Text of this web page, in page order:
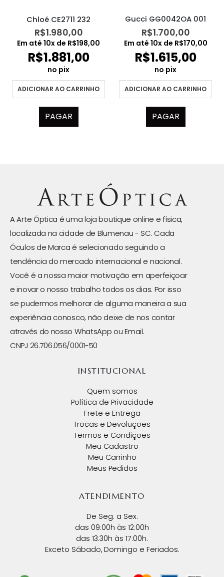
Chloé CE2711 232
R$1.980,00
Em até 10x de R$198,00
R$1.881,00
no pix
ADICIONAR AO CARRINHO
PAGAR
Gucci GG0042OA 001
R$1.700,00
Em até 10x de R$170,00
R$1.615,00
no pix
ADICIONAR AO CARRINHO
PAGAR
A Arte Óptica é uma loja boutique online e física,
localizada na cidade de Blumenau - SC. Cada
Óculos de Marca é selecionado seguindo a
tendência do mercado internacional e nacional.
Você é a nossa maior motivação em aperfeiçoar
e inovar o nosso trabalho todos os dias. Por isso
se pudermos melhorar de alguma maneira a sua
experiência conosco, não deixe de nos contar
através do nosso WhatsApp ou Email.
CNPJ 26.706.056/0001-50
INSTITUCIONAL
Quem somos
Política de Privacidade
Frete e Entrega
Trocas e Devoluções
Termos e Condições
Meu Cadastro
Meu Carrinho
Meus Pedidos
ATENDIMENTO
De Seg. a Sex.
das 09:00h às 12:00h
das 13:30h às 17:00h.
Exceto Sábado, Domingo e Feriados.